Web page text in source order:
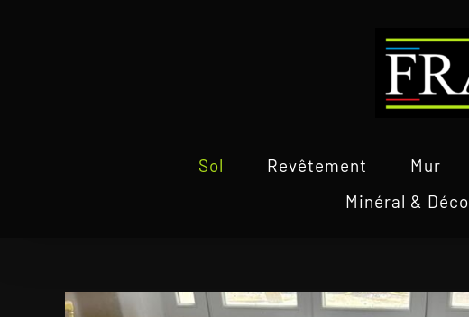
Sol Revêtement Mur
Minéral & Déco